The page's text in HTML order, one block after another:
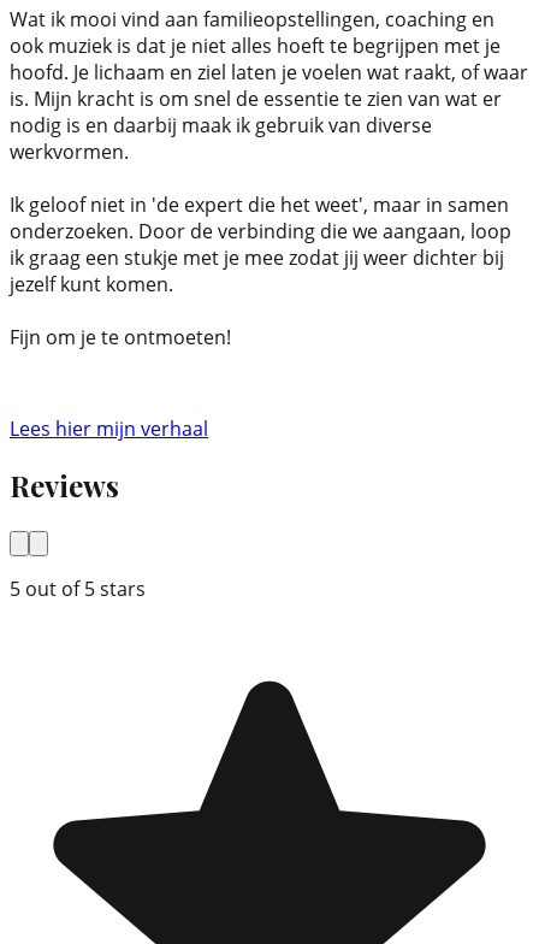
Wat ik mooi vind aan familieopstellingen, coaching en
ook muziek is dat je niet alles hoeft te begrijpen met je
hoofd. Je lichaam en ziel laten je voelen wat raakt, of waar
is. Mijn kracht is om snel de essentie te zien van wat er
nodig is en daarbij maak ik gebruik van diverse
werkvormen.
Ik geloof niet in 'de expert die het weet', maar in samen
onderzoeken. Door de verbinding die we aangaan, loop
ik graag een stukje met je mee zodat jij weer dichter bij
jezelf kunt komen.
Fijn om je te ontmoeten!
Lees hier mijn verhaal
Reviews
5 out of 5 stars